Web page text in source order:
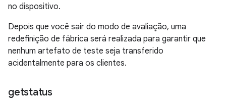
no dispositivo.
Depois que você sair do modo de avaliação, uma
redefinição de fábrica será realizada para garantir que
nenhum artefato de teste seja transferido
acidentalmente para os clientes.
getstatus